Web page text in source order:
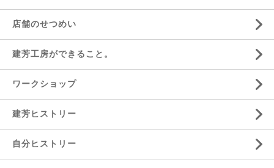
店舗のせつめい
建芳工房ができること。
ワークショップ
建芳ヒストリー
自分ヒストリー